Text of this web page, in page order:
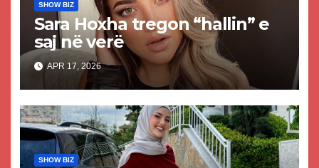
SHOW BIZ
Sara Hoxha tregon “hallin” e
saj në verë
APR 17, 2026
SHOW BIZ